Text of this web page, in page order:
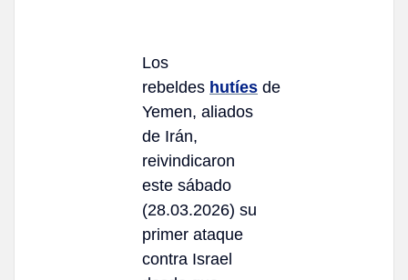
Los
rebeldes hutíes de
Yemen, aliados
de Irán,
reivindicaron
este sábado
(28.03.2026) su
primer ataque
contra Israel